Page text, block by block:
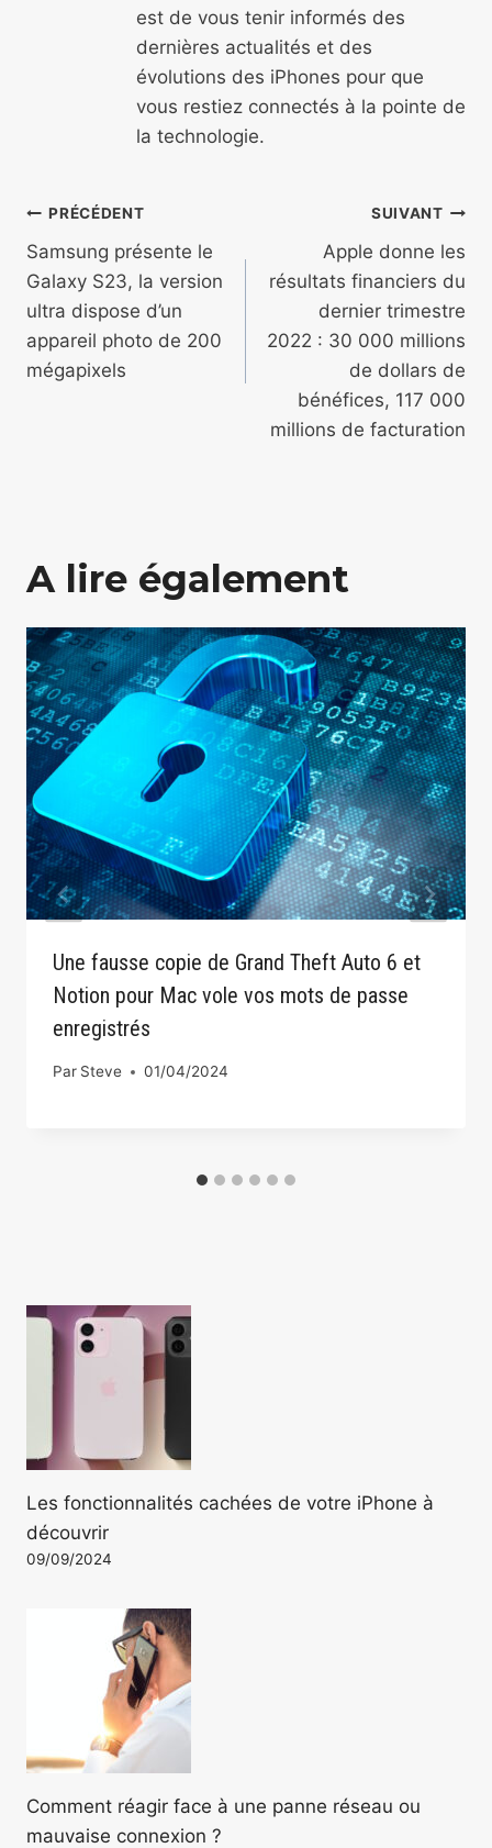
est de vous tenir informés des
dernières actualités et des
évolutions des iPhones pour que
vous restiez connectés à la pointe de
la technologie.
Navigation
de
l’article
PRÉCÉDENT
Samsung présente le
Galaxy S23, la version
ultra dispose d’un
appareil photo de 200
mégapixels
SUIVANT
Apple donne les
résultats financiers du
dernier trimestre
2022 : 30 000 millions
de dollars de
bénéfices, 117 000
millions de facturation
A lire également
Une fausse copie de Grand Theft Auto 6 et
Notion pour Mac vole vos mots de passe
enregistrés
Par Steve 01/04/2024
Les fonctionnalités cachées de votre iPhone à
découvrir
09/09/2024
Comment réagir face à une panne réseau ou
mauvaise connexion ?